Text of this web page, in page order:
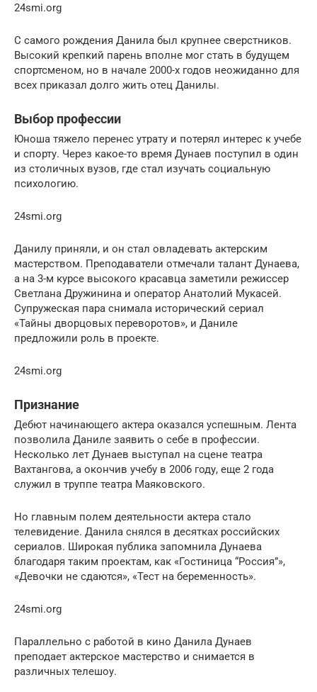
24smi.org
С самого рождения Данила был крупнее сверстников.
Высокий крепкий парень вполне мог стать в будущем
спортсменом, но в начале 2000-х годов неожиданно для
всех приказал долго жить отец Данилы.
Выбор профессии
Юноша тяжело перенес утрату и потерял интерес к учебе
и спорту. Через какое-то время Дунаев поступил в один
из столичных вузов, где стал изучать социальную
психологию.
24smi.org
Данилу приняли, и он стал овладевать актерским
мастерством. Преподаватели отмечали талант Дунаева,
а на 3-м курсе высокого красавца заметили режиссер
Светлана Дружинина и оператор Анатолий Мукасей.
Супружеская пара снимала исторический сериал
«Тайны дворцовых переворотов», и Даниле
предложили роль в проекте.
24smi.org
Признание
Дебют начинающего актера оказался успешным. Лента
позволила Даниле заявить о себе в профессии.
Несколько лет Дунаев выступал на сцене театра
Вахтангова, а окончив учебу в 2006 году, еще 2 года
служил в труппе театра Маяковского.
Но главным полем деятельности актера стало
телевидение. Данила снялся в десятках российских
сериалов. Широкая публика запомнила Дунаева
благодаря таким проектам, как «Гостиница “Россия”»,
«Девочки не сдаются», «Тест на беременность».
24smi.org
Параллельно с работой в кино Данила Дунаев
преподает актерское мастерство и снимается в
различных телешоу.